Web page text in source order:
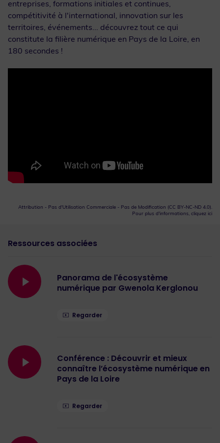
entreprises, formations initiales et continues,
compétitivité à l'international, innovation sur les
territoires, événements... découvrez tout ce qui
constitute la filière numérique en Pays de la Loire, en
180 secondes !
Attribution - Pas d'Utilisation Commerciale - Pas de Modification (CC BY-NC-ND 4.0).
Pour plus d'informations, cliquez ici
Ressources associées
Panorama de l'écosystème
numérique par Gwenola Kerglonou
Regarder
Conférence : Découvrir et mieux
connaître l’écosystème numérique en
Pays de la Loire
Regarder